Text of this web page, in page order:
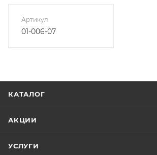
Артикул
01-006-07
КАТАЛОГ
АКЦИИ
УСЛУГИ